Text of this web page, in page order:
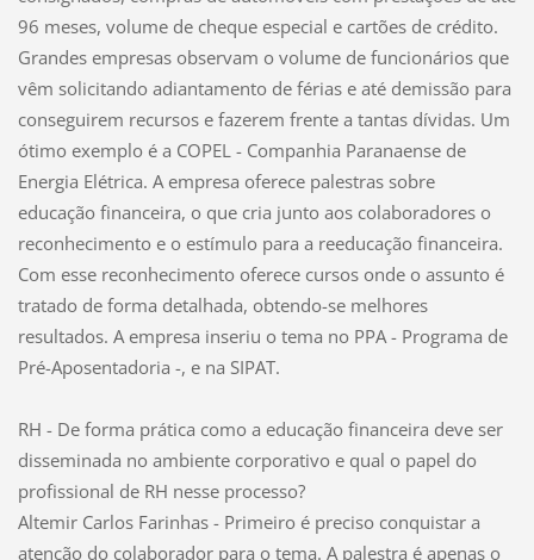
96 meses, volume de cheque especial e cartões de crédito.
Grandes empresas observam o volume de funcionários que
vêm solicitando adiantamento de férias e até demissão para
conseguirem recursos e fazerem frente a tantas dívidas. Um
ótimo exemplo é a COPEL - Companhia Paranaense de
Energia Elétrica. A empresa oferece palestras sobre
educação financeira, o que cria junto aos colaboradores o
reconhecimento e o estímulo para a reeducação financeira.
Com esse reconhecimento oferece cursos onde o assunto é
tratado de forma detalhada, obtendo-se melhores
resultados. A empresa inseriu o tema no PPA - Programa de
Pré-Aposentadoria -, e na SIPAT.
RH - De forma prática como a educação financeira deve ser
disseminada no ambiente corporativo e qual o papel do
profissional de RH nesse processo?
Altemir Carlos Farinhas - Primeiro é preciso conquistar a
atenção do colaborador para o tema. A palestra é apenas o